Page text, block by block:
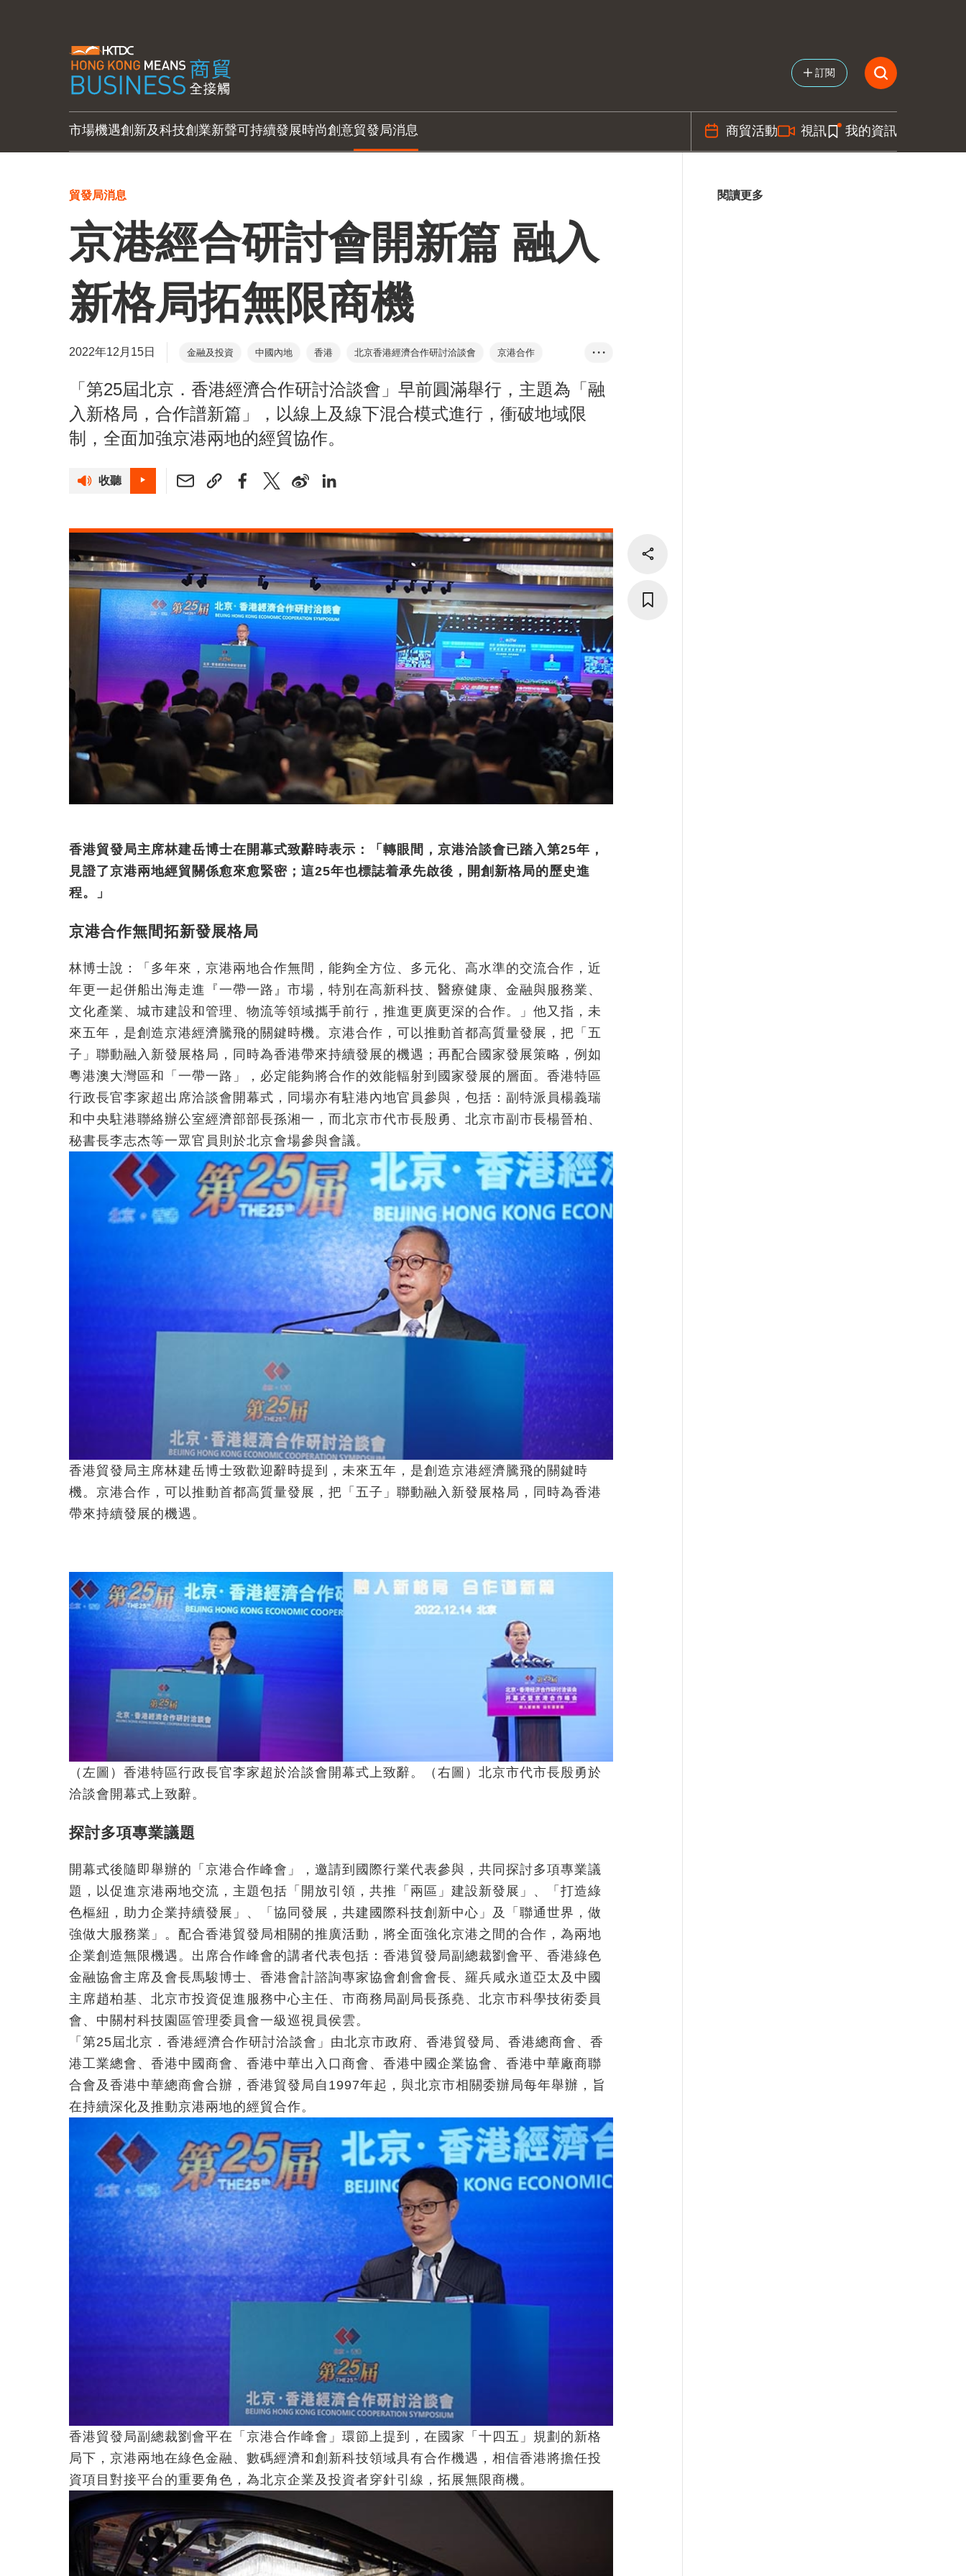
訂閱
市場機遇創新及科技創業新聲可持續發展時尚創意貿發局消息 商貿活動 視訊 我的資訊
貿發局消息
京港經合研討會開新篇 融入
新格局拓無限商機
2022年12月15日 金融及投資 中國內地 香港 北京香港經濟合作研討洽談會
京港合作
林建岳
劉會平
• • •
「第25屆北京．香港經濟合作研討洽談會」早前圓滿舉行，主題為「融
入新格局，合作譜新篇」，以線上及線下混合模式進行，衝破地域限
制，全面加強京港兩地的經貿協作。
收聽
香港貿發局主席林建岳博士在開幕式致辭時表示：「轉眼間，京港洽談會已踏入第25年，
見證了京港兩地經貿關係愈來愈緊密；這25年也標誌着承先啟後，開創新格局的歷史進
程。」
京港合作無間拓新發展格局
林博士說：「多年來，京港兩地合作無間，能夠全方位、多元化、高水準的交流合作，近
年更一起併船出海走進『一帶一路』市場，特別在高新科技、醫療健康、金融與服務業、
文化產業、城市建設和管理、物流等領域攜手前行，推進更廣更深的合作。」他又指，未
來五年，是創造京港經濟騰飛的關鍵時機。京港合作，可以推動首都高質量發展，把「五
子」聯動融入新發展格局，同時為香港帶來持續發展的機遇；再配合國家發展策略，例如
粵港澳大灣區和「一帶一路」，必定能夠將合作的效能輻射到國家發展的層面。香港特區
行政長官李家超出席洽談會開幕式，同場亦有駐港內地官員參與，包括：副特派員楊義瑞
和中央駐港聯絡辦公室經濟部部長孫湘一，而北京市代市長殷勇、北京市副市長楊晉柏、
秘書長李志杰等一眾官員則於北京會場參與會議。
香港貿發局主席林建岳博士致歡迎辭時提到，未來五年，是創造京港經濟騰飛的關鍵時
機。京港合作，可以推動首都高質量發展，把「五子」聯動融入新發展格局，同時為香港
帶來持續發展的機遇。
（左圖）香港特區行政長官李家超於洽談會開幕式上致辭。（右圖）北京市代市長殷勇於
洽談會開幕式上致辭。
探討多項專業議題
開幕式後隨即舉辦的「京港合作峰會」，邀請到國際行業代表參與，共同探討多項專業議
題，以促進京港兩地交流，主題包括「開放引領，共推「兩區」建設新發展」、「打造綠
色樞紐，助力企業持續發展」、「協同發展，共建國際科技創新中心」及「聯通世界，做
強做大服務業」。配合香港貿發局相關的推廣活動，將全面強化京港之間的合作，為兩地
企業創造無限機遇。出席合作峰會的講者代表包括：香港貿發局副總裁劉會平、香港綠色
金融協會主席及會長馬駿博士、香港會計諮詢專家協會創會會長、羅兵咸永道亞太及中國
主席趙柏基、北京市投資促進服務中心主任、市商務局副局長孫堯、北京市科學技術委員
會、中關村科技園區管理委員會一級巡視員侯雲。
「第25屆北京．香港經濟合作研討洽談會」由北京市政府、香港貿發局、香港總商會、香
港工業總會、香港中國商會、香港中華出入口商會、香港中國企業協會、香港中華廠商聯
合會及香港中華總商會合辦，香港貿發局自1997年起，與北京市相關委辦局每年舉辦，旨
在持續深化及推動京港兩地的經貿合作。
香港貿發局副總裁劉會平在「京港合作峰會」環節上提到，在國家「十四五」規劃的新格
局下，京港兩地在綠色金融、數碼經濟和創新科技領域具有合作機遇，相信香港將擔任投
資項目對接平台的重要角色，為北京企業及投資者穿針引線，拓展無限商機。
閱讀更多